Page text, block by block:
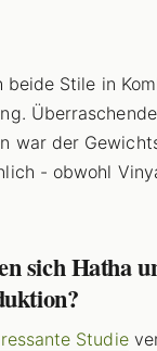
Stile in
war der
- obwohl
sich Hatha
Studie